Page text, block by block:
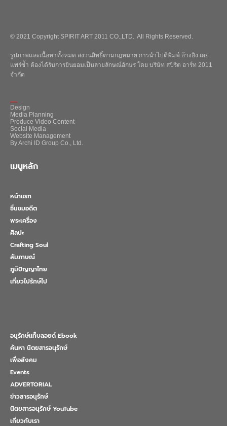
© 2021 Copyright SPIRIT ART 2011 CO.,LTD. All Rights Reserved.
รูปภาพและเนื้อหาทั้งหมด สงวนสิทธิ์ตามกฎหมาย การนำไปตีพิมพ์ อ้างอิง เผย
แพร่ซ้ำ ต้องได้รับการยินยอมเป็นลายลักษณ์อักษร โดย บริษัท สปิริต อาร์ท 2011
จำกัด
Design
Media Planning
Produce Video Content
Social Media
Website Management
By Archi ID Group Co., Ltd.
เมนูหลัก
หน้าแรก
ชื่นชมอดีต
พระเครื่อง
ศิลปะ
Crafting Soul
สัมภาษณ์
ภูมิปัญญาไทย
เที่ยวไปรักษ์ไป
อนุรักษ์แท็บลอยด์ Ebook
ค้นหา นิตยสารอนุรักษ์
เพื่อสังคม
Events
ADVERTORIAL
ข่าวสารอนุรักษ์
นิตยสารอนุรักษ์ YouTube
เกี่ยวกับเรา